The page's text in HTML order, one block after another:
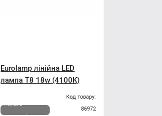
Eurolamp лінійна LED
лампа T8 18w (4100K)
Немає в
Код товару:
86972